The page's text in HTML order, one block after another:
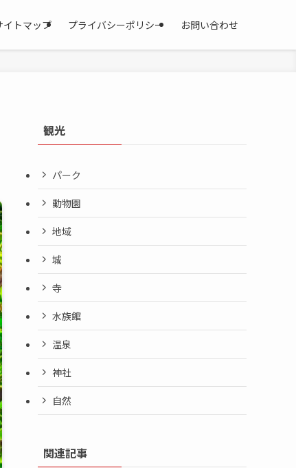
イトマップ プライバシーポリシー お問い合わせ
観光
パーク
動物園
地域
城
寺
水族館
温泉
神社
自然
関連記事